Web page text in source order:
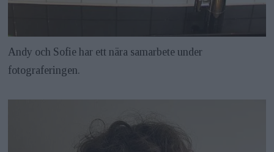
Andy och Sofie har ett nära samarbete under
fotograferingen.